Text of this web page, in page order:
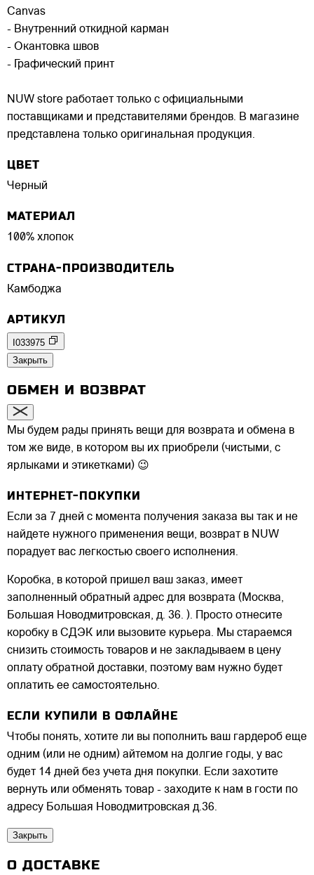
Canvas
- Внутренний откидной карман
- Окантовка швов
- Графический принт
NUW store работает только с официальными
поставщиками и представителями брендов. В магазине
представлена только оригинальная продукция.
ЦВЕТ
Черный
МАТЕРИАЛ
100% хлопок
СТРАНА-ПРОИЗВОДИТЕЛЬ
Камбоджа
АРТИКУЛ
I033975
Закрыть
ОБМЕН И ВОЗВРАТ
Мы будем рады принять вещи для возврата и обмена в
том же виде, в котором вы их приобрели (чистыми, с
ярлыками и этикетками) 😉
ИНТЕРНЕТ-ПОКУПКИ
Если за 7 дней с момента получения заказа вы так и не
найдете нужного применения вещи, возврат в NUW
порадует вас легкостью своего исполнения.
Коробка, в которой пришел ваш заказ, имеет
заполненный обратный адрес для возврата (Москва,
Большая Новодмитровская, д. 36. ). Просто отнесите
коробку в СДЭК или вызовите курьера. Мы стараемся
снизить стоимость товаров и не закладываем в цену
оплату обратной доставки, поэтому вам нужно будет
оплатить ее самостоятельно.
ЕСЛИ КУПИЛИ В ОФЛАЙНЕ
Чтобы понять, хотите ли вы пополнить ваш гардероб еще
одним (или не одним) айтемом на долгие годы, у вас
будет 14 дней без учета дня покупки. Если захотите
вернуть или обменять товар - заходите к нам в гости по
адресу Большая Новодмитровская д.36.
Закрыть
О ДОСТАВКЕ